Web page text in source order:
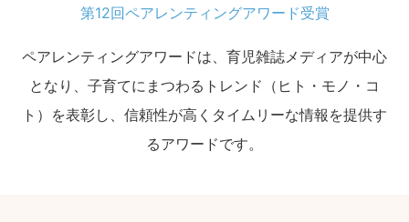
第12回ペアレンティングアワード受賞
ペアレンティングアワードは、育児雑誌メディアが中心
となり、子育てにまつわるトレンド（ヒト・モノ・コ
ト）を表彰し、信頼性が高くタイムリーな情報を提供す
るアワードです。